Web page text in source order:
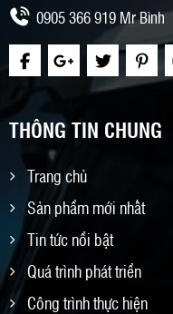
0905 366 919 Mr Bình
THÔNG TIN CHUNG
Trang chủ
Sản phẩm mới nhất
Tin tức nổi bật
Quá trình phát triển
Công trình thực hiện